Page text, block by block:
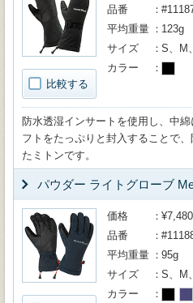
比較する
品番
平均重量
123g
サイズ
S、M
カラー
防水透湿インサートを使用し、中
フトをたっぷりと封入することで
たミトンです。
パウダー ライトグローブ
価格
品番
平均重量
95g
サイズ
S、M
カラー